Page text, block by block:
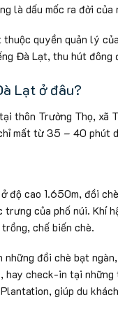
là dấu mốc ra đời
quyền quản lý
Đà Lạt, thu hút đông
Lạt ở đâu?
thôn Trường Thọ, xã
mất từ 35 – 40 phút
độ cao 1.650m, đồi
trưng của phố núi. Khí
chế biến chè.
những đồi chè bạt
hay check-in tại
giúp du